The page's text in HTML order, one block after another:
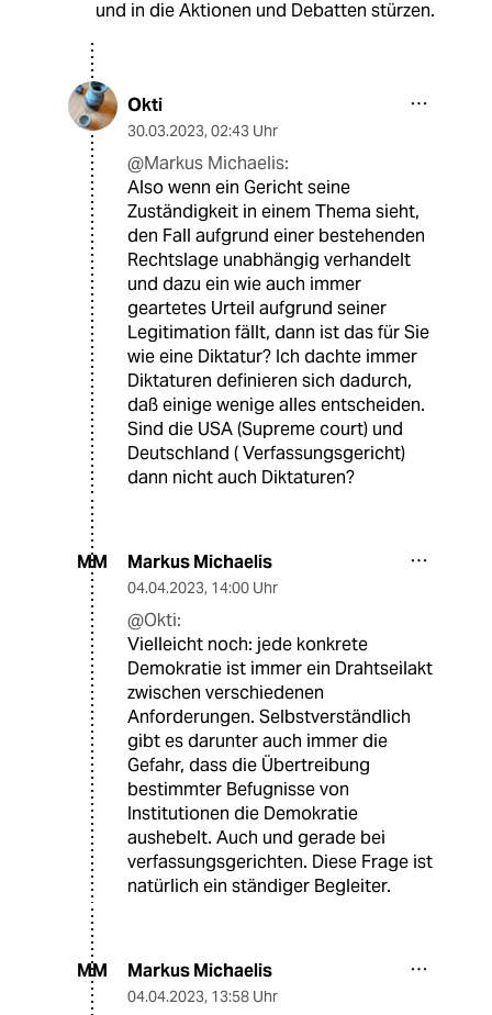
und in die Aktionen und Debatten stürzen.
Okti
30.03.2023, 02:43 Uhr
@Markus Michaelis:
Also wenn ein Gericht seine
Zuständigkeit in einem Thema sieht,
den Fall aufgrund einer bestehenden
Rechtslage unabhängig verhandelt
und dazu ein wie auch immer
geartetes Urteil aufgrund seiner
Legitimation fällt, dann ist das für Sie
wie eine Diktatur? Ich dachte immer
Diktaturen definieren sich dadurch,
daß einige wenige alles entscheiden.
Sind die USA (Supreme court) und
Deutschland ( Verfassungsgericht)
dann nicht auch Diktaturen?
MM Markus Michaelis
04.04.2023, 14:00 Uhr
@Okti:
Vielleicht noch: jede konkrete
Demokratie ist immer ein Drahtseilakt
zwischen verschiedenen
Anforderungen. Selbstverständlich
gibt es darunter auch immer die
Gefahr, dass die Übertreibung
bestimmter Befugnisse von
Institutionen die Demokratie
aushebelt. Auch und gerade bei
verfassungsgerichten. Diese Frage ist
natürlich ein ständiger Begleiter.
MM Markus Michaelis
04.04.2023, 13:58 Uhr